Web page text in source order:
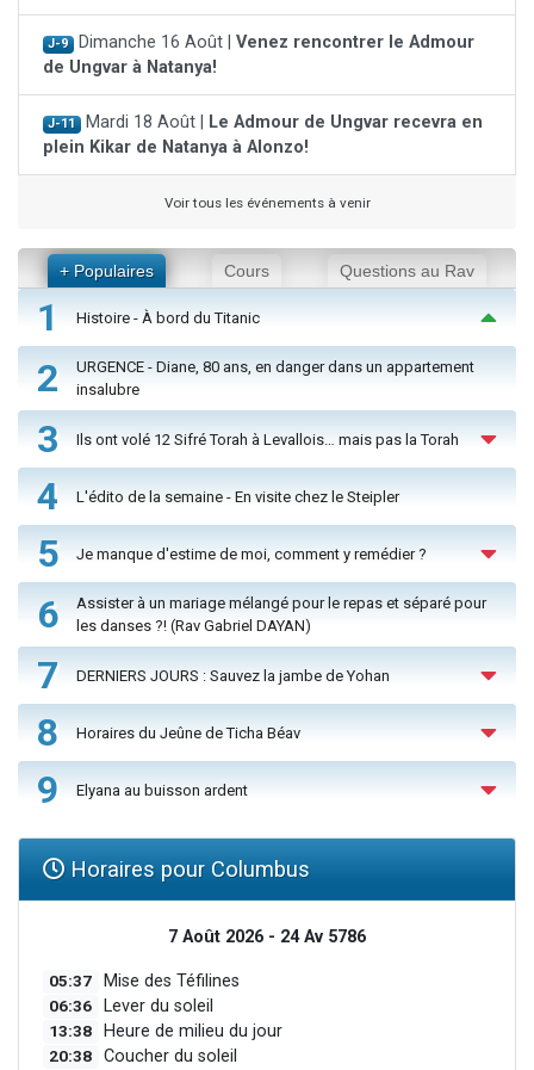
J-9 Dimanche 16 Août | Venez rencontrer le Admour
de Ungvar à Natanya!
J-11 Mardi 18 Août | Le Admour de Ungvar recevra en
plein Kikar de Natanya à Alonzo!
Voir tous les événements à venir
+ Populaires Cours Questions au Rav
1 Histoire - À bord du Titanic
2
URGENCE - Diane, 80 ans, en danger dans un appartement
insalubre
3 Ils ont volé 12 Sifré Torah à Levallois… mais pas la Torah
4 L'édito de la semaine - En visite chez le Steipler
5 Je manque d'estime de moi, comment y remédier ?
6
Assister à un mariage mélangé pour le repas et séparé pour
les danses ?! (Rav Gabriel DAYAN)
7 DERNIERS JOURS : Sauvez la jambe de Yohan
8 Horaires du Jeûne de Ticha Béav
9 Elyana au buisson ardent
Horaires pour Columbus
7 Août 2026 - 24 Av 5786
05:37 Mise des Téfilines
06:36 Lever du soleil
13:38 Heure de milieu du jour
20:38 Coucher du soleil